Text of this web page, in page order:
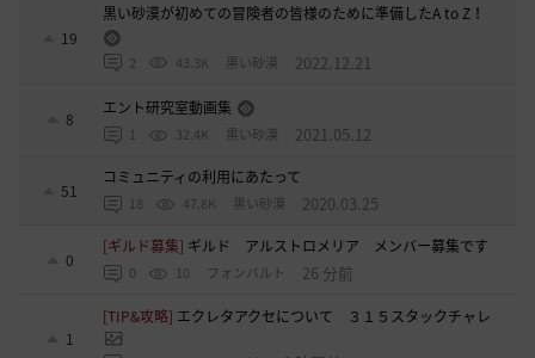
19
黒い砂漠が初めての冒険者の皆様のために準備したA to Z！
2 43.3K 黒い砂漠 2022.12.21
8
エント研究室動画集
1 32.4K 黒い砂漠 2021.05.12
51
コミュニティの利用にあたって
18 47.8K 黒い砂漠 2020.03.25
0
[ギルド募集] ギルド アルストロメリア メンバー募集です
0 10 フォンバルト 26 分前
1
[TIP&攻略] エクレタアクセについて ３１５スタックチャレ